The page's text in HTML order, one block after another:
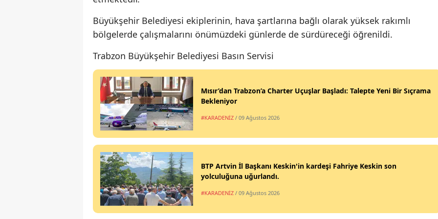
Muğla
Nevşehir
Sakarya
Büyükşehir Belediyesi ekiplerinin, hava şartlarına bağlı olarak yüksek rakımlı
bölgelerde çalışmalarını önümüzdeki günlerde de sürdüreceği öğrenildi.
Trabzon Büyükşehir Belediyesi Basın Servisi
Mısır’dan Trabzon’a Charter Uçuşlar Başladı: Talepte Yeni Bir Sıçrama
Bekleniyor
#KARADENİZ / 09 Ağustos 2026
BTP Artvin İl Başkanı Keskin'in kardeşi Fahriye Keskin son
yolculuğuna uğurlandı.
#KARADENİZ / 09 Ağustos 2026